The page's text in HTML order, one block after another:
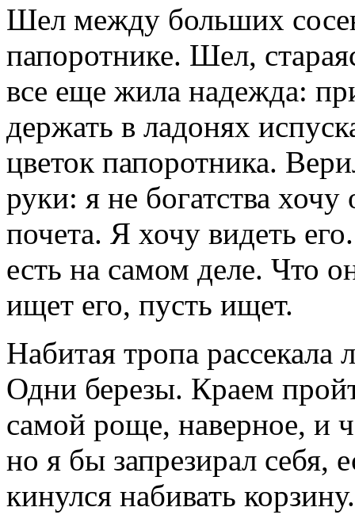
Шел между больших
папоротнике. Шел,
все еще жила надежда:
держать в ладонях
цветок папоротника.
руки: я не богатства хочу
почета. Я хочу видеть
есть на самом деле. Что
ищет его, пусть ищет.
Набитая тропа рассекала
Одни березы. Краем
самой роще, наверное, и
но я бы запрезирал себя,
кинулся набивать корзину.